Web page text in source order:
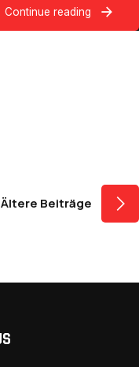
Continue reading
Ältere Beiträge